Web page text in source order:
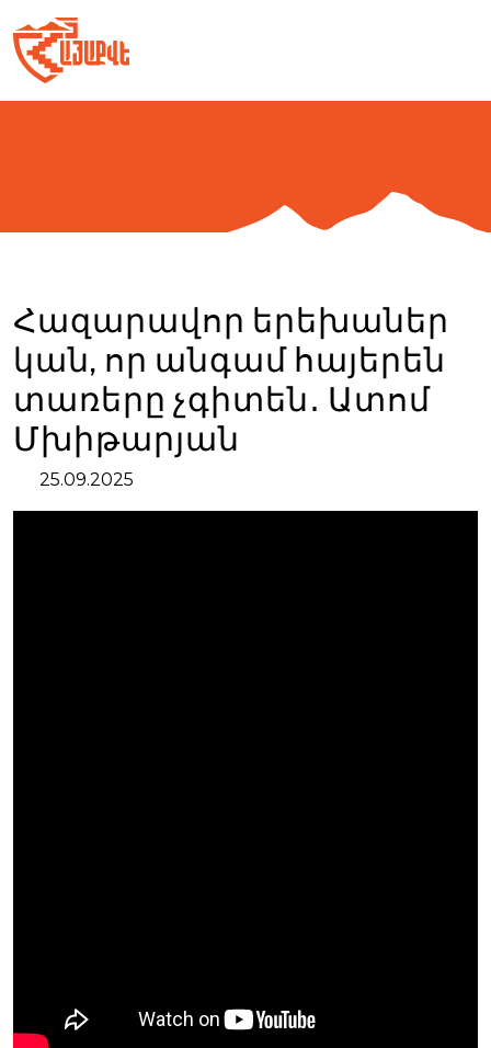
to
content
Հազարավոր երեխաներ
կան, որ անգամ հայերեն
տառերը չգիտեն․ Ատոմ
Մխիթարյան
25.09.2025